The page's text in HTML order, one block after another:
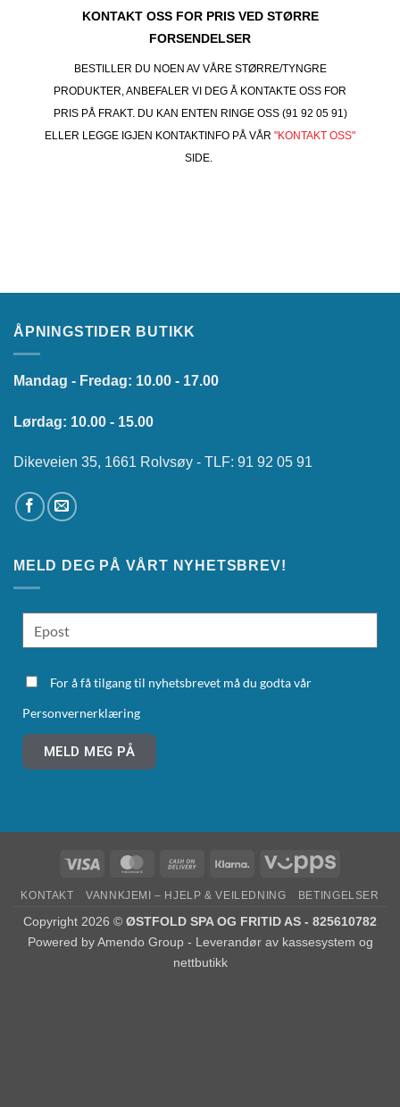
KONTAKT OSS FOR PRIS VED STØRRE
FORSENDELSER
BESTILLER DU NOEN AV VÅRE STØRRE/TYNGRE
PRODUKTER, ANBEFALER VI DEG Å KONTAKTE OSS FOR
PRIS PÅ FRAKT. DU KAN ENTEN RINGE OSS (91 92 05 91)
ELLER LEGGE IGJEN KONTAKTINFO PÅ VÅR "KONTAKT OSS"
SIDE.
ÅPNINGSTIDER BUTIKK
Mandag - Fredag: 10.00 - 17.00
Lørdag: 10.00 - 15.00
Dikeveien 35, 1661 Rolvsøy - TLF: 91 92 05 91
MELD DEG PÅ VÅRT NYHETSBREV!
For å få tilgang til nyhetsbrevet må du godta vår
Personvernerklæring
MELD MEG PÅ
KONTAKT VANNKJEMI – HJELP & VEILEDNING BETINGELSER
Copyright 2026 © ØSTFOLD SPA OG FRITID AS - 825610782
Powered byAmendo Group - Leverandør av kassesystem og
nettbutikk